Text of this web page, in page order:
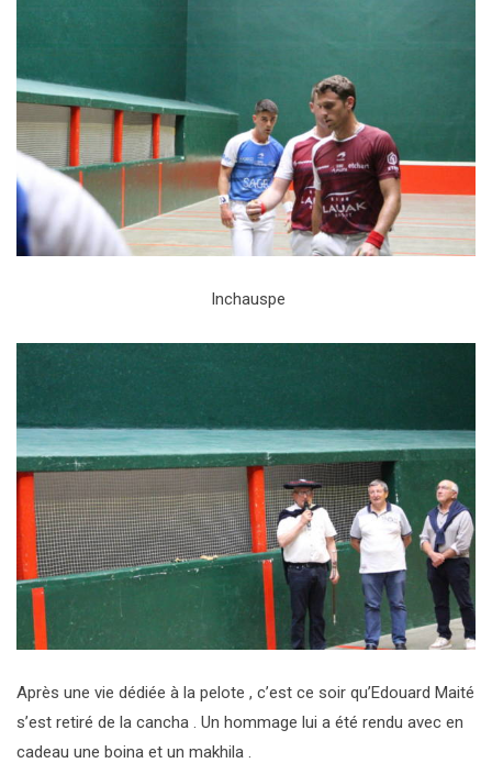
Inchauspe
Après une vie dédiée à la pelote , c’est ce soir qu’Edouard Maité
s’est retiré de la cancha . Un hommage lui a été rendu avec en
cadeau une boina et un makhila .